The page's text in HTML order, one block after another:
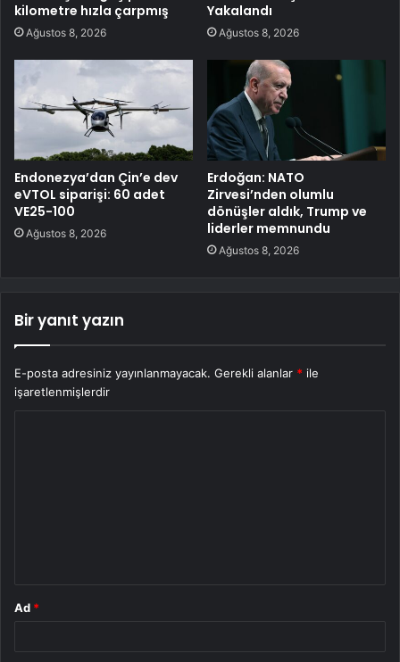
kilometre hızla çarpmış
Ağustos 8, 2026
Yakalandı
Ağustos 8, 2026
Endonezya’dan Çin’e dev
eVTOL siparişi: 60 adet
VE25-100
Ağustos 8, 2026
Erdoğan: NATO
Zirvesi’nden olumlu
dönüşler aldık, Trump ve
liderler memnundu
Ağustos 8, 2026
Bir yanıt yazın
E-posta adresiniz yayınlanmayacak. Gerekli alanlar * ile
işaretlenmişlerdir
Ad *